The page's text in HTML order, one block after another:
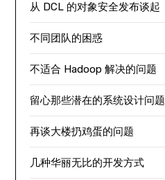
从 DCL 的对象安全发布谈起
不同团队的困惑
不适合 Hadoop 解决的问题
留心那些潜在的系统设计问题
再谈大楼扔鸡蛋的问题
几种华丽无比的开发方式